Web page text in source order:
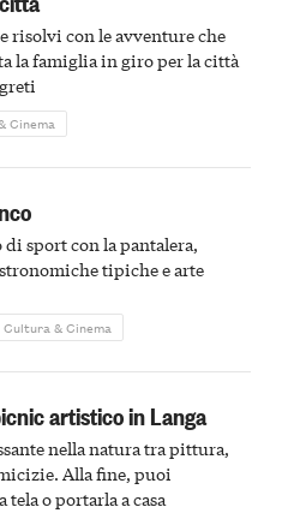
risolvi con le avventure che
la famiglia in giro per la città
Cinema
sport con la pantalera,
tipiche e arte
Cultura & Cinema
artistico in Langa
nella natura tra pittura,
Alla fine, puoi
tela o portarla a casa